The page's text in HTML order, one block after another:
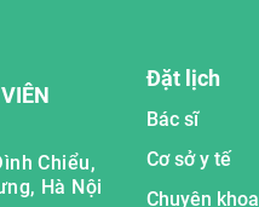
Chiểu,
Hà Nội
Đặt lịch
Bác sĩ
Cơ sở y tế
Chuyên khoa